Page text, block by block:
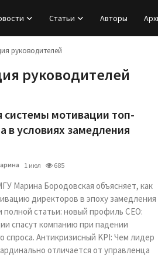
Статьи Авторы
Регистрация
руководителей
руководителей
системы мотивации топ-
в условиях замедления
1 июл 685
Марина Бородовская объясняет, как
директоров в эпоху замедления
полной статьи: новый профиль CEO:
спасут компанию при падении
спроса. Антикризисный KPI: Чем лидер
отличается от управленца